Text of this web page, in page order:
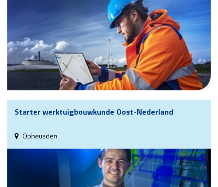
Starter werktuigbouwkunde Oost-Nederland
Opheusden